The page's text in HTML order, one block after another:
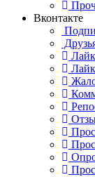
Вконтакте